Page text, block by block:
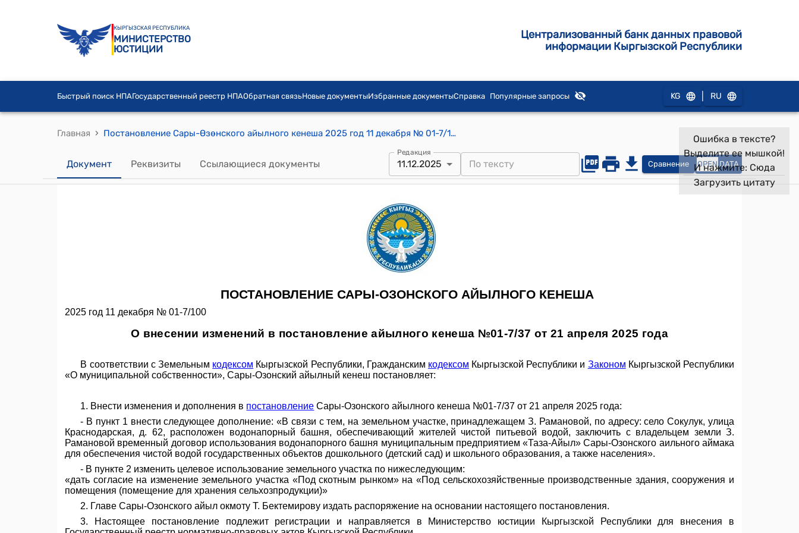
КЫРГЫЗСКАЯ РЕСПУБЛИКА
МИНИСТЕРСТВО
ЮСТИЦИИ
Централизованный банк данных правовой
информации Кыргызской Республики
Быстрый поиск НПАГосударственный реестр НПАОбратная связьНовые документыИзбранные документыСправка Популярные запросы KG RU
Главная › Постановление Сары-Өзөнского айылного кенеша 2025 год 11 декабря № 01-7/100 "О внесении изменений в постановление айылного кенеша №01-7/37 от 21 апреля 2025 года"
Документ Реквизиты Ссылающиеся документы
Редакция
11.12.2025 Сравнение OPEN DATA
Ошибка в тексте?
Выделите ее мышкой!
И нажмите: Сюда
Загрузить цитату